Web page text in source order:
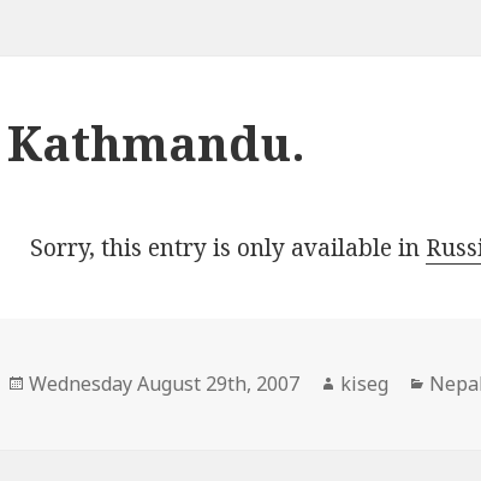
Kathmandu.
Sorry, this entry is only available in
Posted
Wednesday August 29th, 2007 Author
kiseg Nepal